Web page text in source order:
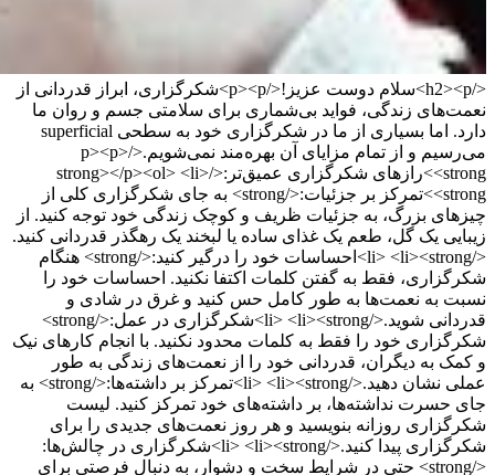
</h2><p>سلام دوست عزیز!</p><p>شکرگزاری، ابراز قدردانی از
نعمت‌های زندگی، فواید بی‌شماری برای سلامتی جسم و روان ما
دارد. اما بسیاری از ما در شکرگزاری خود به سطحی superficial
می‌رسیم و از تمام مزایای آن بهره‌مند نمی‌شویم.</p><p>
<strong>رازهای شکرگزاری عمیق‌تر:</strong></p><ol> <li>
<strong>تمرکز بر جزئیات:</strong> به جای شکرگزاری کلی از
چیزهای بزرگ، به جزئیات ظریف و کوچک زندگی خود توجه کنید. از
زیبایی یک گل، طعم یک غذای ساده یا لبخند یک رهگذر قدردانی کنید.
</li> <li><strong>احساسات خود را درگیر کنید:</strong> هنگام
شکرگزاری، فقط به گفتن کلمات اکتفا نکنید. احساسات خود را
نسبت به نعمت‌ها به طور کامل حس کنید و غرق در شادی و
قدردانی شوید.</li> <li><strong>شکرگزاری در عمل:</strong>
شکرگزاری خود را فقط به کلمات محدود نکنید. با انجام کارهای نیک
و کمک به دیگران، قدردانی خود را از نعمت‌های زندگی به طور
عملی نشان دهید.</li> <li><strong>تمرکز بر داشته‌ها:</strong> به
جای حسرت نداشته‌ها، بر داشته‌های خود تمرکز کنید. لیست
شکرگزاری روزانه بنویسید و هر روز نعمت‌های جدیدی را برای
شکرگزاری پیدا کنید.</li> <li><strong>شکرگزاری در چالش‌ها:
</strong> حتی در شرایط سخت و دشوار، به دنبال فرصتی برای